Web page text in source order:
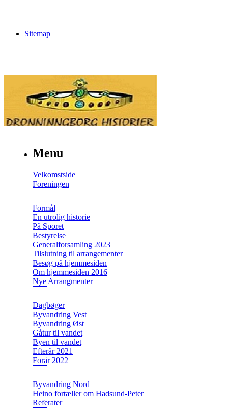
Sitemap
Menu
Velkomstside
Foreningen
Formål
En utrolig historie
På Sporet
Bestyrelse
Generalforsamling 2023
Tilslutning til arrangementer
Besøg på hjemmesiden
Om hjemmesiden 2016
Nye Arrangmenter
Dagbøger
Byvandring Vest
Byvandring Øst
Gåtur til vandet
Byen til vandet
Efterår 2021
Forår 2022
Byvandring Nord
Heino fortæller om Hadsund-Peter
Referater